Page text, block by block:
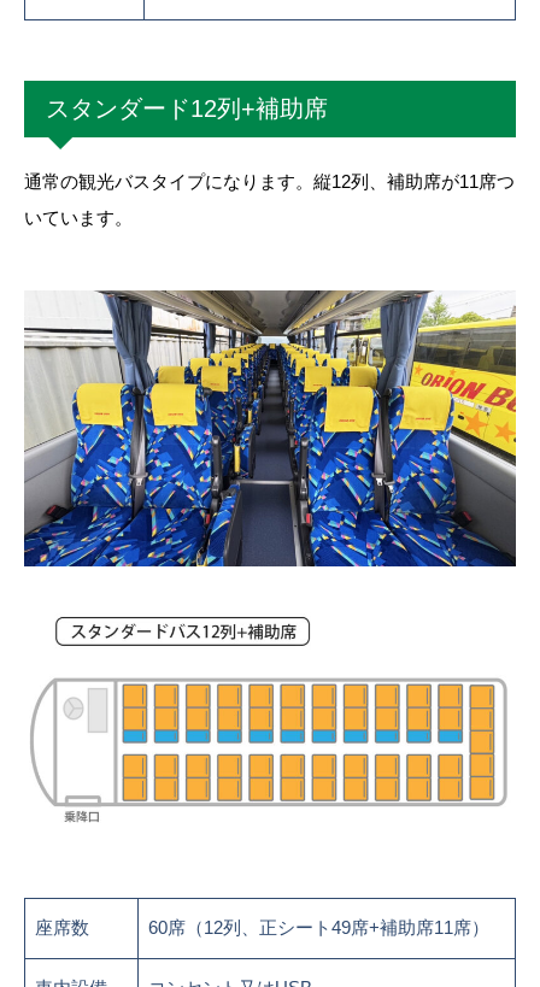
スタンダード12列+補助席
通常の観光バスタイプになります。縦12列、補助席が11席つ
いています。
座席数 60席（12列、正シート49席+補助席11席）